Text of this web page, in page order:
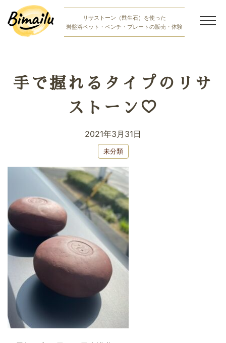
content
リサストーン（甦生石）を使った
岩盤浴ベット・ベンチ・プレートの販売・体験
岩盤浴体験
bimailuの想い
岩盤浴無料体験お申し込み
ご購入相談
手で握れるタイプのリサ
ストーン♡
2021年3月31日
未分類